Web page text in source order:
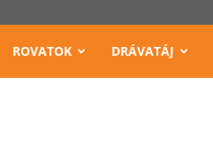
ROVATOK DRÁVATÁJ